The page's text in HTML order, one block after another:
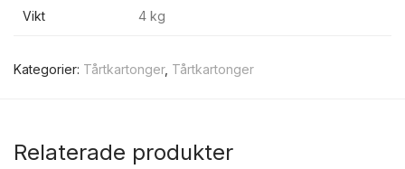
Vikt 4 kg
Kategorier: Tårtkartonger, Tårtkartonger
Relaterade produkter